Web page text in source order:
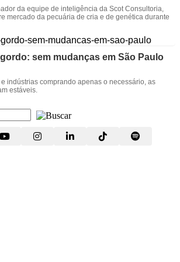
da equipe de inteligência da Scot Consultoria,
mercado da pecuária de cria e de genética durante
sem mudanças em São Paulo
indústrias comprando apenas o necessário, as
estáveis.